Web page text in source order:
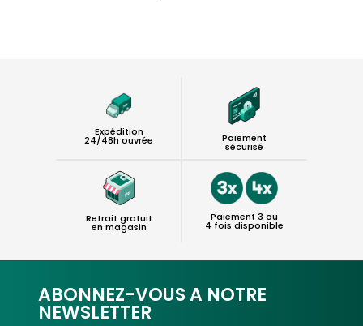
Expédition
24/48h ouvrée Paiement
sécurisé
Retrait gratuit
en magasin
Paiement 3 ou
4 fois disponible
ABONNEZ-VOUS A NOTRE
NEWSLETTER